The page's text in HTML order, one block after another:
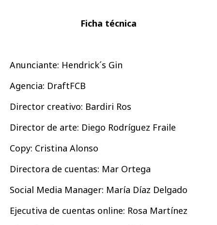
Ficha técnica
Anunciante: Hendrick´s Gin
Agencia: DraftFCB
Director creativo: Bardiri Ros
Director de arte: Diego Rodríguez Fraile
Copy: Cristina Alonso
Directora de cuentas: Mar Ortega
Social Media Manager: María Díaz Delgado
Ejecutiva de cuentas online: Rosa Martínez